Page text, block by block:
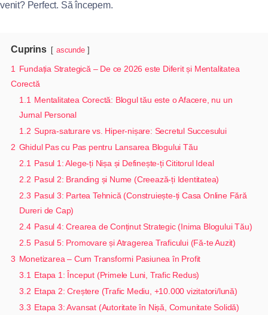
venit? Perfect. Să începem.
Cuprins ascunde
1
Fundația Strategică – De ce 2026 este Diferit și Mentalitatea
Corectă
1.1 Mentalitatea Corectă: Blogul tău este o Afacere, nu un
Jurnal Personal
1.2 Supra-saturare vs. Hiper-nișare: Secretul Succesului
2 Ghidul Pas cu Pas pentru Lansarea Blogului Tău
2.1 Pasul 1: Alege-ți Nișa și Definește-ți Cititorul Ideal
2.2 Pasul 2: Branding și Nume (Creează-ți Identitatea)
2.3 Pasul 3: Partea Tehnică (Construiește-ți Casa Online Fără
Dureri de Cap)
2.4 Pasul 4: Crearea de Conținut Strategic (Inima Blogului Tău)
2.5 Pasul 5: Promovare și Atragerea Traficului (Fă-te Auzit)
3 Monetizarea – Cum Transformi Pasiunea în Profit
3.1 Etapa 1: Început (Primele Luni, Trafic Redus)
3.2 Etapa 2: Creștere (Trafic Mediu, +10.000 vizitatori/lună)
3.3 Etapa 3: Avansat (Autoritate în Nișă, Comunitate Solidă)